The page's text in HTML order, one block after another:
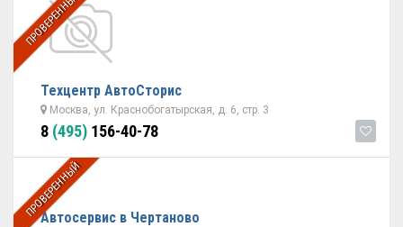
ПРОВЕРЕННЫЙ
Техцентр АвтоСторис
Москва, ул. Краснобогатырская, д. 6, стр. 3
8 (495) 156-40-78
ПРОВЕРЕННЫЙ
Автосервис в Чертаново